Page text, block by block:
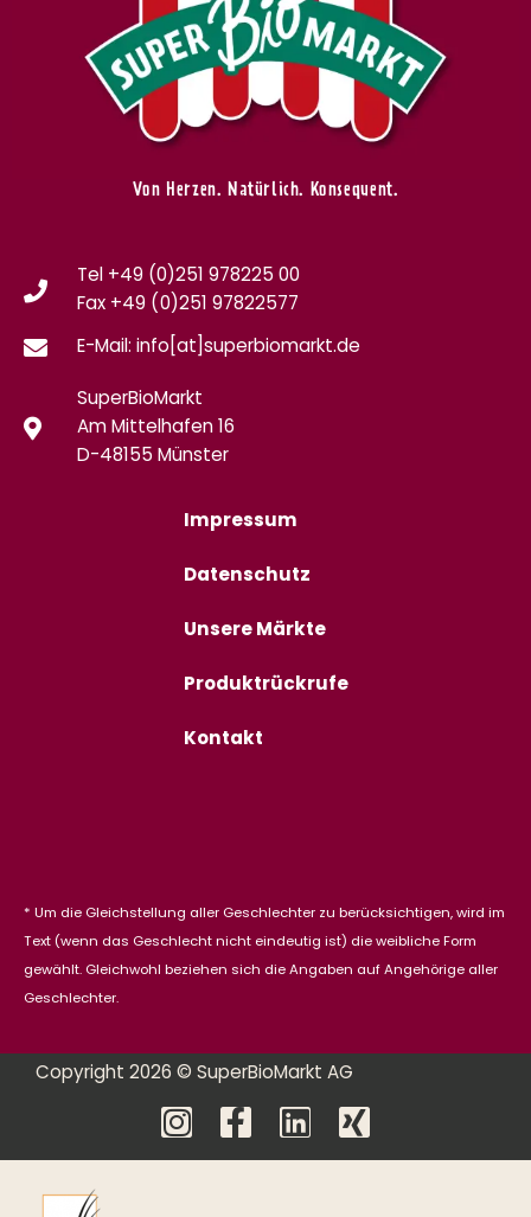
Von Herzen. Natürlich. Konsequent.
Tel +49 (0)251 978225 00
Fax +49 (0)251 97822577
E-Mail: info[at]superbiomarkt.de
SuperBioMarkt
Am Mittelhafen 16
D-48155 Münster
Impressum
Datenschutz
Unsere Märkte
Produktrückrufe
Kontakt
* Um die Gleichstellung aller Geschlechter zu berücksichtigen, wird im
Text (wenn das Geschlecht nicht eindeutig ist) die weibliche Form
gewählt. Gleichwohl beziehen sich die Angaben auf Angehörige aller
Geschlechter.
Copyright 2026 © SuperBioMarkt AG